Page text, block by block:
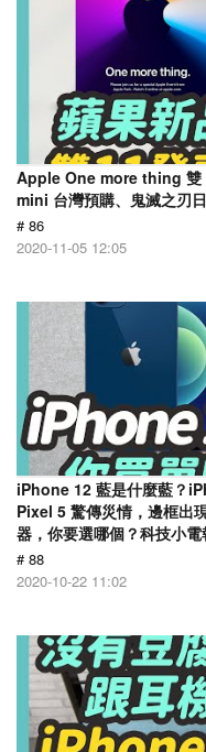
Apple One more thing 雙
mini 台灣預購、鬼滅之刃
# 86
2020-11-05 12:05
iPhone 12 藍是什麼藍？
Pixel 5 驚傳災情，邊框出
器，你要選哪個？科技小
# 88
2020-10-22 11:02